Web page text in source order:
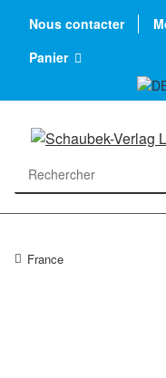
Nous contacter
Panier
France